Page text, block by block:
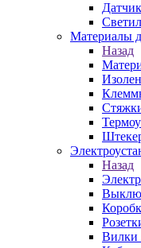
Материалы
Назад
Назад
Вилки